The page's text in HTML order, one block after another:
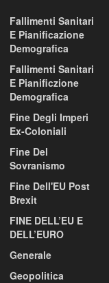
Fallimenti Sanitari
E Pianificazione
Demografica
Fallimenti Sanitari
E Pianificzione
Demografica
Fine Degli Imperi
Ex-Coloniali
Fine Del
Sovranismo
Fine Dell'EU Post
Brexit
FINE DELL’EU E
DELL’EURO
Generale
Geopolitica